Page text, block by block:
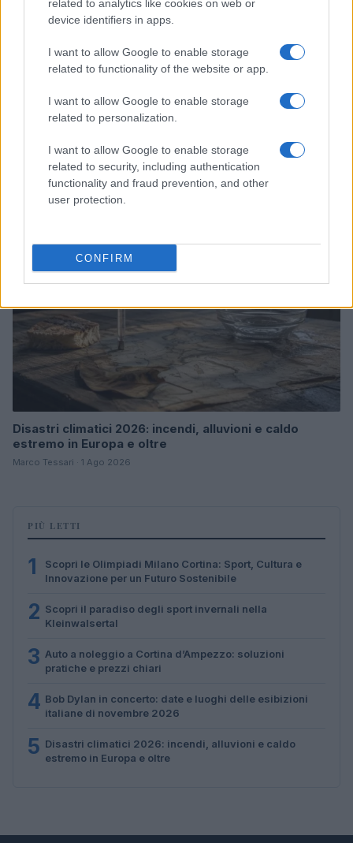
related to analytics like cookies on web or
device identifiers in apps.
I want to allow Google to enable storage
related to functionality of the website or app.
I want to allow Google to enable storage
related to personalization.
I want to allow Google to enable storage
related to security, including authentication
functionality and fraud prevention, and other
user protection.
CONFIRM
Bocciature scolastiche: i casi giudiziari che hanno
fatto discutere
Marco Tessari · 3 Ago 2026
Disastri climatici 2026: incendi, alluvioni e caldo
estremo in Europa e oltre
Marco Tessari · 1 Ago 2026
PIÙ LETTI
1
Scopri le Olimpiadi Milano Cortina: Sport, Cultura e
Innovazione per un Futuro Sostenibile
2 Scopri il paradiso degli sport invernali nella
Kleinwalsertal
3 Auto a noleggio a Cortina d’Ampezzo: soluzioni
pratiche e prezzi chiari
4 Bob Dylan in concerto: date e luoghi delle esibizioni
italiane di novembre 2026
5 Disastri climatici 2026: incendi, alluvioni e caldo
estremo in Europa e oltre